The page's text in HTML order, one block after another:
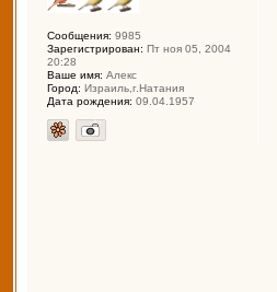
Сообщения: 9985
Зарегистрирован: Пт ноя 05, 2004
20:28
Ваше имя: Алекс
Город: Израиль,г.Натания
Дата рождения: 09.04.1957